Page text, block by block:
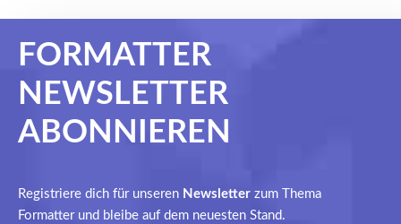
FORMATTER
NEWSLETTER
ABONNIEREN
Registriere dich für unseren Newsletter zum Thema
Formatter und bleibe auf dem neuesten Stand.